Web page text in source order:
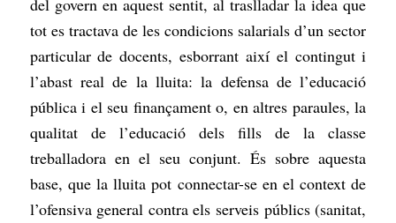
del govern en aquest sentit, al traslladar la idea que
tot es tractava de les condicions salarials d’un sector
particular de docents, esborrant així el contingut i
l’abast real de la lluita: la defensa de l’educació
pública i el seu finançament o, en altres paraules, la
qualitat de l’educació dels fills de la classe
treballadora en el seu conjunt. És sobre aquesta
base, que la lluita pot connectar-se en el context de
l’ofensiva general contra els serveis públics (sanitat,